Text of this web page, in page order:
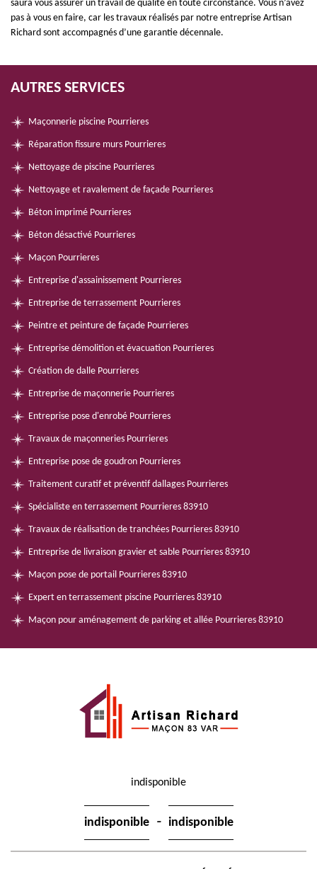
saura vous assurer un travail de qualité en toute circonstance. Vous n’avez
pas à vous en faire, car les travaux réalisés par notre entreprise Artisan
Richard sont accompagnés d’une garantie décennale.
AUTRES SERVICES
Maçonnerie piscine Pourrieres
Réparation fissure murs Pourrieres
Nettoyage de piscine Pourrieres
Nettoyage et ravalement de façade Pourrieres
Béton imprimé Pourrieres
Béton désactivé Pourrieres
Maçon Pourrieres
Entreprise d'assainissement Pourrieres
Entreprise de terrassement Pourrieres
Peintre et peinture de façade Pourrieres
Entreprise démolition et évacuation Pourrieres
Création de dalle Pourrieres
Entreprise de maçonnerie Pourrieres
Entreprise pose d'enrobé Pourrieres
Travaux de maçonneries Pourrieres
Entreprise pose de goudron Pourrieres
Traitement curatif et préventif dallages Pourrieres
Spécialiste en terrassement Pourrieres 83910
Travaux de réalisation de tranchées Pourrieres 83910
Entreprise de livraison gravier et sable Pourrieres 83910
Maçon pose de portail Pourrieres 83910
Expert en terrassement piscine Pourrieres 83910
Maçon pour aménagement de parking et allée Pourrieres 83910
indisponible
indisponible - indisponible